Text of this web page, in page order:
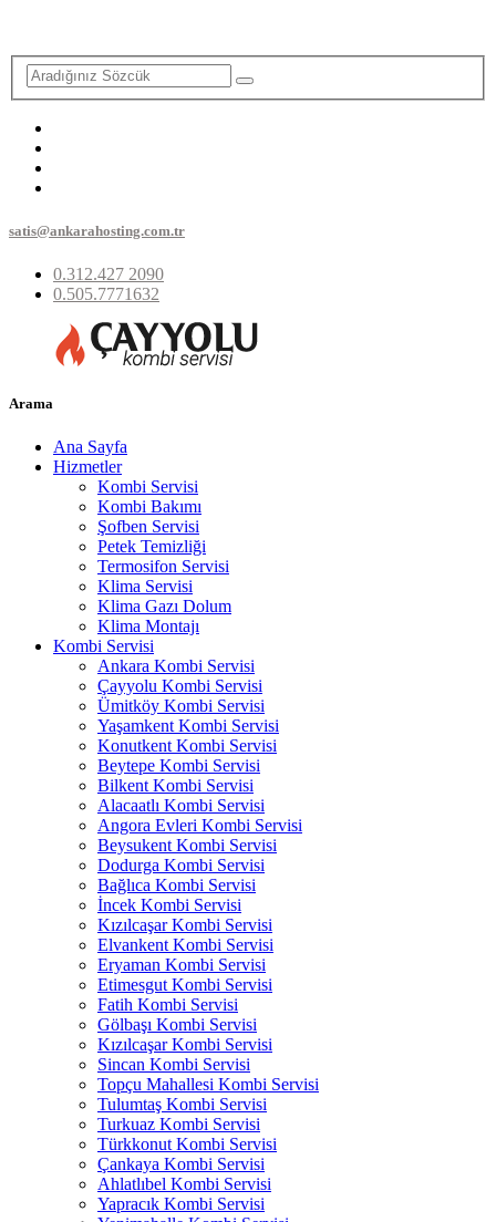
satis@ankarahosting.com.tr
0.312.427 2090
0.505.7771632
Arama
Ana Sayfa
Hizmetler
Kombi Servisi
Kombi Bakımı
Şofben Servisi
Petek Temizliği
Termosifon Servisi
Klima Servisi
Klima Gazı Dolum
Klima Montajı
Kombi Servisi
Ankara Kombi Servisi
Çayyolu Kombi Servisi
Ümitköy Kombi Servisi
Yaşamkent Kombi Servisi
Konutkent Kombi Servisi
Beytepe Kombi Servisi
Bilkent Kombi Servisi
Alacaatlı Kombi Servisi
Angora Evleri Kombi Servisi
Beysukent Kombi Servisi
Dodurga Kombi Servisi
Bağlıca Kombi Servisi
İncek Kombi Servisi
Kızılcaşar Kombi Servisi
Elvankent Kombi Servisi
Eryaman Kombi Servisi
Etimesgut Kombi Servisi
Fatih Kombi Servisi
Gölbaşı Kombi Servisi
Kızılcaşar Kombi Servisi
Sincan Kombi Servisi
Topçu Mahallesi Kombi Servisi
Tulumtaş Kombi Servisi
Turkuaz Kombi Servisi
Türkkonut Kombi Servisi
Çankaya Kombi Servisi
Ahlatlıbel Kombi Servisi
Yapracık Kombi Servisi